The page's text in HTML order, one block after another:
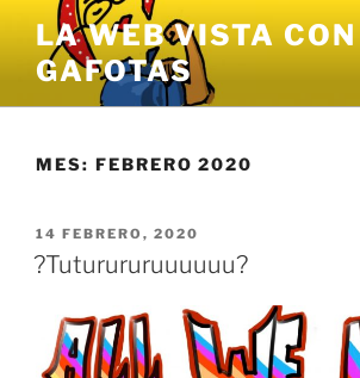
contenido
LA WEB VISTA CON
GAFOTAS
MES: FEBRERO 2020
PUBLICADO
EL
14 FEBRERO, 2020
?Tuturururuuuuuu?